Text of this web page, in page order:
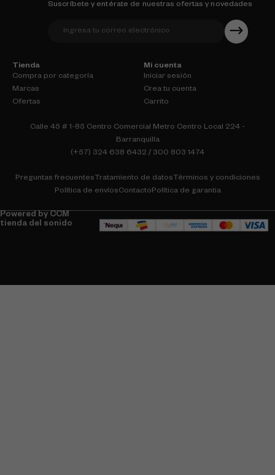
Suscríbete y entérate de nuestras ofertas y novedades
Tienda
Compra por categoría
Marcas
Ofertas
Mi cuenta
Iniciar sesión
Crea tu cuenta
Carrito
Calle 45 # 1-85 Centro Comercial Metro Centro Local 224 -
Barranquilla
(+57) 324 638 6432 / 300 803 1474
Preguntas frecuentes Tratamiento de datos Términos y condiciones
Política de envíosContactoPolítica de garantia
Powered by CCM
tienda del sonido